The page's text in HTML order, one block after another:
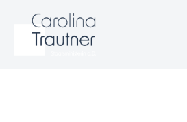
Carolina Trautner